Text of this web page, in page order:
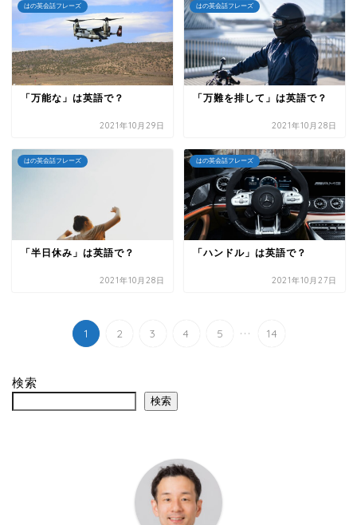
はの英会話フレーズ
「万能な」は英語で？
2021年10月29日
はの英会話フレーズ
「万難を排して」は英語で？
2021年10月28日
はの英会話フレーズ
「半日休み」は英語で？
2021年10月28日
はの英会話フレーズ
「ハンドル」は英語で？
2021年10月27日
1 2 3 4 5 ... 14
検索
検索